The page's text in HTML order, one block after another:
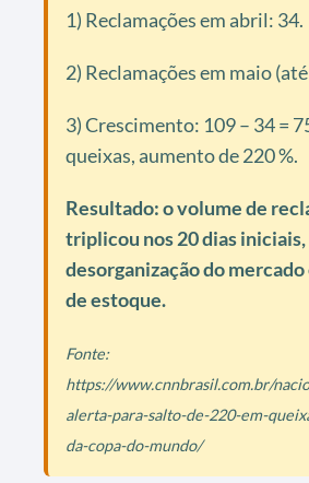
1) Reclamações em abril: 34.
2) Reclamações em maio
3) Crescimento: 109 – 34 =
queixas, aumento de 220 %.
Resultado: o volume de
triplicou nos 20 dias
desorganização do
de estoque.
Fonte:
https://www.cnnbrasil.com.br/
alerta-para-salto-de-220-em-
da-copa-do-mundo/